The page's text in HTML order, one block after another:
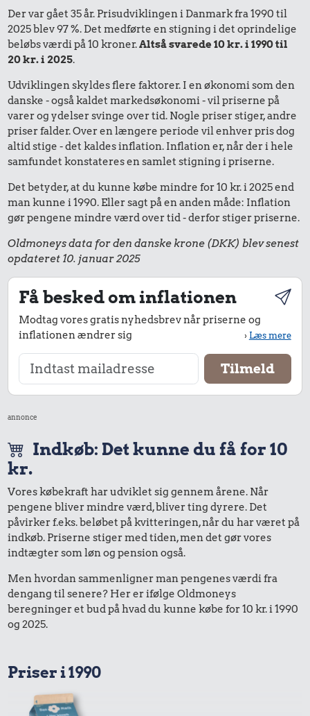
Der var gået 35 år. Prisudviklingen i Danmark fra 1990 til
2025 blev 97 %. Det medførte en stigning i det oprindelige
beløbs værdi på 10 kroner.Altså svarede 10 kr. i 1990 til
20 kr. i 2025.
Udviklingen skyldes flere faktorer. I en økonomi som den
danske - også kaldet markedsøkonomi - vil priserne på
varer og ydelser svinge over tid. Nogle priser stiger, andre
priser falder. Over en længere periode vil enhver pris dog
altid stige - det kaldes inflation. Inflation er, når der i hele
samfundet konstateres en samlet stigning i priserne.
Det betyder, at du kunne købe mindre for 10 kr. i 2025 end
man kunne i 1990. Eller sagt på en anden måde: Inflation
gør pengene mindre værd over tid - derfor stiger priserne.
Oldmoneys data for den danske krone (DKK) blev senest
opdateret 10. januar 2025
Få besked om inflationen
Modtag vores gratis nyhedsbrev når priserne og
inflationen ændrer sig
›Læs mere
annonce
Indkøb: Det kunne du få for 10
kr.
Vores købekraft har udviklet sig gennem årene. Når
pengene bliver mindre værd, bliver ting dyrere. Det
påvirker f.eks. beløbet på kvitteringen, når du har været på
indkøb. Priserne stiger med tiden, men det gør vores
indtægter som løn og pension også.
Men hvordan sammenligner man pengenes værdi fra
dengang til senere? Her er ifølge Oldmoneys
beregninger et bud på hvad du kunne købe for 10 kr. i 1990
og 2025.
Priser i 1990